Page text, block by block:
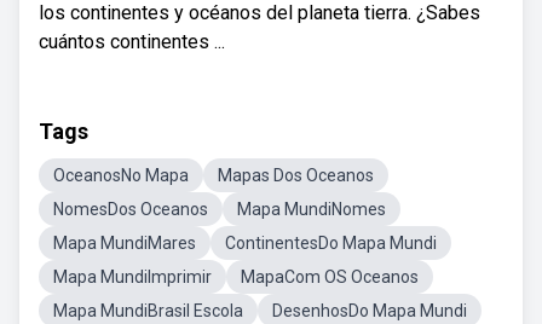
los continentes y océanos del planeta tierra. ¿Sabes
cuántos continentes ...
Tags
OceanosNo Mapa
Mapas Dos Oceanos
NomesDos Oceanos
Mapa MundiNomes
Mapa MundiMares
ContinentesDo Mapa Mundi
Mapa MundiImprimir
MapaCom OS Oceanos
Mapa MundiBrasil Escola
DesenhosDo Mapa Mundi